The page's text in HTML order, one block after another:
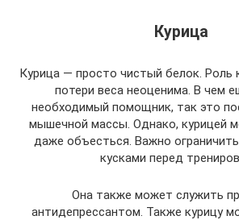
Курица
Курица — просто чистый белок. Роль
потери веса неоценима. В чем
необходимый помощник, так это
мышечной массы. Однако, курицей
даже объесться. Важно
кусками перед
Она также может служить
антидепрессантом. Также курицу